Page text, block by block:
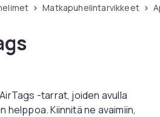
Matkapuhelintarvikkeet
-tarrat, joiden avulla
Kiinnitä ne avaimiin,